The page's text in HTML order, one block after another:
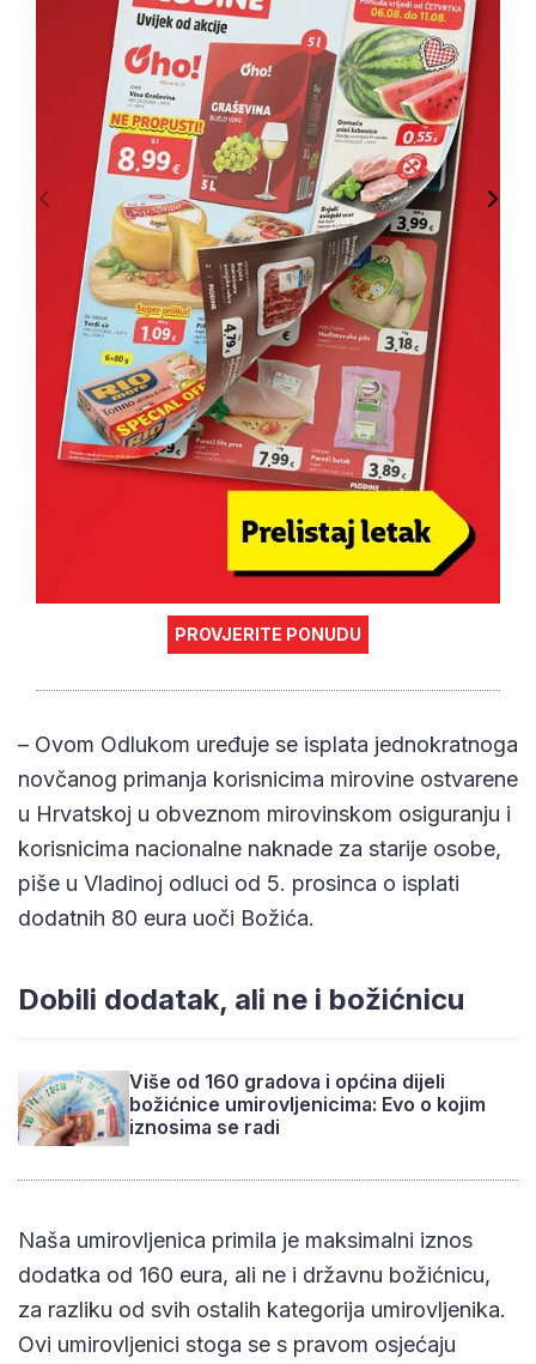
PROVJERITE PONUDU
– Ovom Odlukom uređuje se isplata jednokratnoga
novčanog primanja korisnicima mirovine ostvarene
u Hrvatskoj u obveznom mirovinskom osiguranju i
korisnicima nacionalne naknade za starije osobe,
piše u Vladinoj odluci od 5. prosinca o isplati
dodatnih 80 eura uoči Božića.
Dobili dodatak, ali ne i božićnicu
Više od 160 gradova i općina dijeli
božićnice umirovljenicima: Evo o kojim
iznosima se radi
Naša umirovljenica primila je maksimalni iznos
dodatka od 160 eura, ali ne i državnu božićnicu,
za razliku od svih ostalih kategorija umirovljenika.
Ovi umirovljenici stoga se s pravom osjećaju